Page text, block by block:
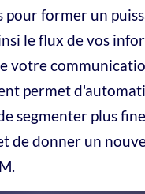
pour former un
le flux de vos
votre
permet
segmenter plus
de donner un